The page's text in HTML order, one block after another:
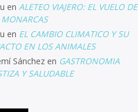
en ALETEO VIAJERO: EL VUELO DE
MONARCAS
en EL CAMBIO CLIMATICO Y SU
EN LOS ANIMALES
Sánchezen GASTRONOMIA
Y SALUDABLE